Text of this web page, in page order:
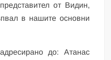
от Видин,
в нашите основни
до: Атанас